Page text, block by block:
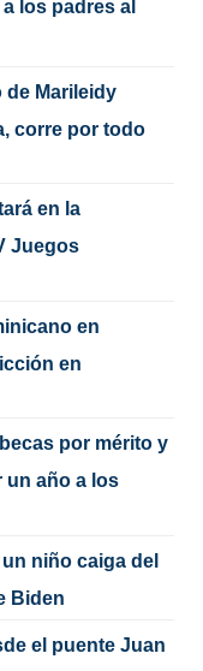
los padres al
de Marileidy
corre por todo
en la
Juegos
en
en
por mérito y
un año a los
niño caiga del
Biden
el puente Juan